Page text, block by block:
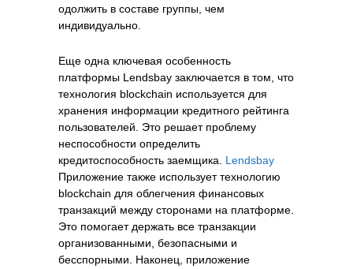
одолжить в составе группы, чем
индивидуально.
Еще одна ключевая особенность
платформы Lendsbay заключается в том, что
технология blockchain используется для
хранения информации кредитного рейтинга
пользователей. Это решает проблему
неспособности определить
кредитоспособность заемщика. Lendsbay
Приложение также использует технологию
blockchain для облегчения финансовых
транзакций между сторонами на платформе.
Это помогает держать все транзакции
организованными, безопасными и
бесспорными. Наконец, приложение